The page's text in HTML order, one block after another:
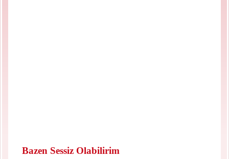
Bazen Sessiz Olabilirim